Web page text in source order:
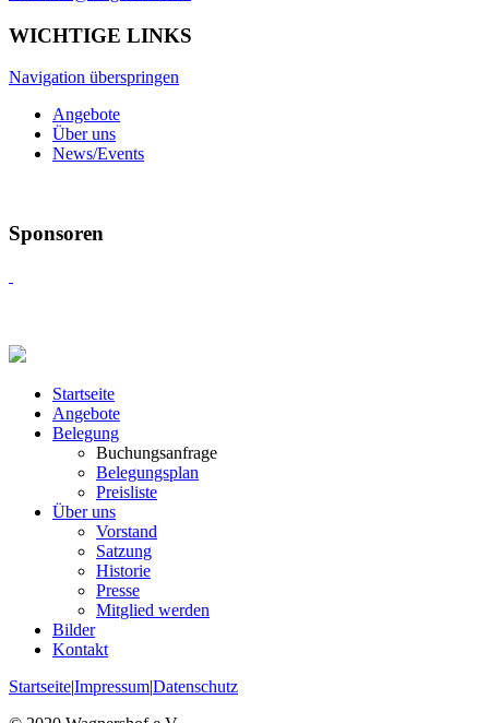
WICHTIGE LINKS
Navigation überspringen
Angebote
Über uns
News/Events
Sponsoren
Startseite
Angebote
Belegung
Buchungsanfrage
Belegungsplan
Preisliste
Über uns
Vorstand
Satzung
Historie
Presse
Mitglied werden
Bilder
Kontakt
Startseite|Impressum|Datenschutz